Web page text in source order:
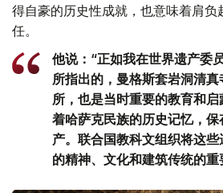
得自豪的历史性成就，也意味着肩负
任。
他说：“正如我在世界遗产委
所指出的，曼格斯套岩洞清
所，也是当时重要的教育和
着哈萨克民族的历史记忆，
产。联合国教科文组织将这
的精神、文化和建筑传统的重